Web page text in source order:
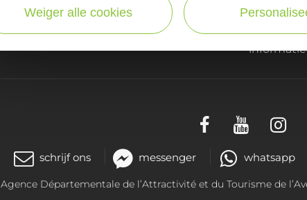
Praktische
informatie
schrijf ons messenger whatsapp
Agence Départementale de l’Attractivité et du Tourisme de
Weiger alle cookies